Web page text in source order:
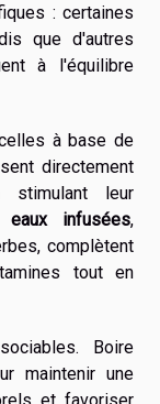
: certaines
que d'autres
à l'équilibre
à base de
directement
stimulant leur
eaux infusées,
complètent
tout en
Boire
maintenir une
et favoriser